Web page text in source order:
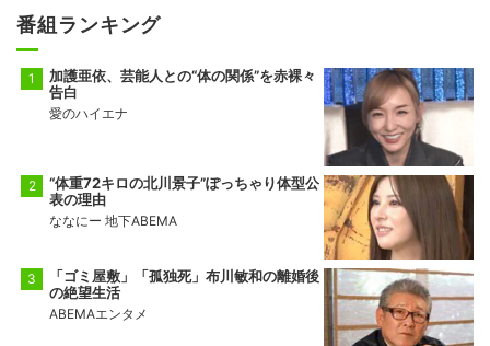
番組ランキング
加護亜依、芸能人との“体の関係”を赤裸々
告白
愛のハイエナ
“体重72キロの北川景子”ぽっちゃり体型公
表の理由
ななにー 地下ABEMA
「ゴミ屋敷」「孤独死」布川敏和の離婚後
の絶望生活
ABEMAエンタメ